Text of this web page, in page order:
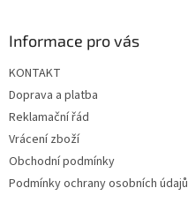
Informace pro vás
KONTAKT
Doprava a platba
Reklamační řád
Vrácení zboží
Obchodní podmínky
Podmínky ochrany osobních údajů